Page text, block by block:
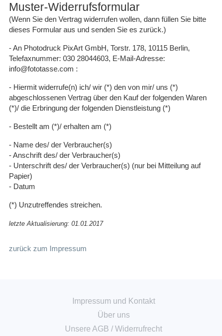
Muster-Widerrufsformular
(Wenn Sie den Vertrag widerrufen wollen, dann füllen Sie bitte
dieses Formular aus und senden Sie es zurück.)
- An Photodruck PixArt GmbH, Torstr. 178, 10115 Berlin,
Telefaxnummer: 030 28044603, E-Mail-Adresse:
info@fototasse.com :
- Hiermit widerrufe(n) ich/ wir (*) den von mir/ uns (*)
abgeschlossenen Vertrag über den Kauf der folgenden Waren
(*)/ die Erbringung der folgenden Dienstleistung (*)
- Bestellt am (*)/ erhalten am (*)
- Name des/ der Verbraucher(s)
- Anschrift des/ der Verbraucher(s)
- Unterschrift des/ der Verbraucher(s) (nur bei Mitteilung auf
Papier)
- Datum
(*) Unzutreffendes streichen.
letzte Aktualisierung: 01.01.2017
zurück zum Impressum
Impressum und Kontakt
Über uns
Unsere AGB /Widerrufrecht